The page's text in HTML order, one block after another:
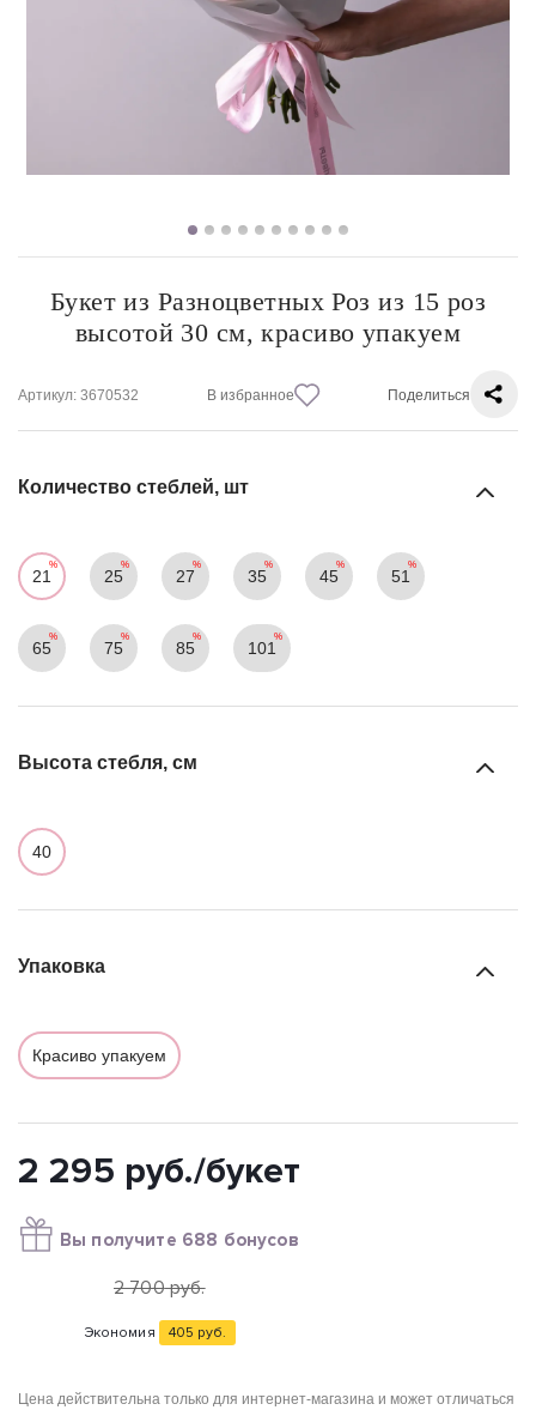
Букет из Разноцветных Роз из 15 роз
высотой 30 см, красиво упакуем
Артикул: 3670532 В избранное Поделиться
Количество стеблей, шт
21 25 27 35 45 51
65 75 85 101
Высота стебля, см
40
Упаковка
Красиво упакуем
2 295 руб./букет
Вы получите 688 бонусов
2 700руб.
Экономия 405 руб.
Цена действительна только для интернет-магазина и может отличаться